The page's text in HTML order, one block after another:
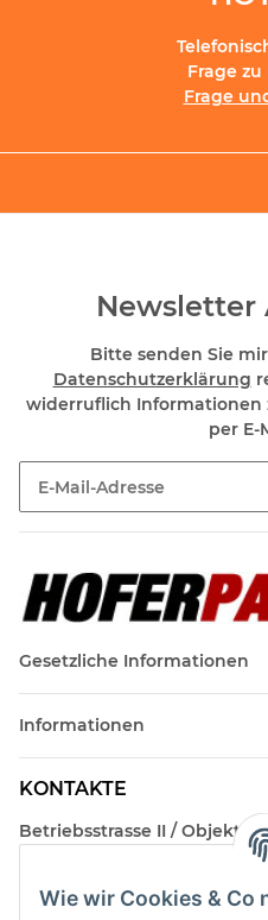
Wie wir Cookies & Co
Frage
Frage
Newsletter
Bitte senden Sie
Datenschutzerklärung
widerruflich
per E-
Gesetzliche Informationen
Informationen
KONTAKTE
Betriebsstrasse II / Objekt 17
Kontakt